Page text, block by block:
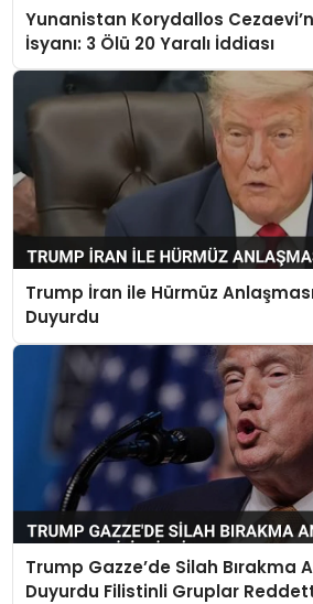
Yunanistan Korydallos
İsyanı: 3 Ölü 20 Yaralı İddiası
Trump İran ile Hürmüz
Duyurdu
Trump Gazze’de Silah Bırakma
Duyurdu Filistinli Gruplar